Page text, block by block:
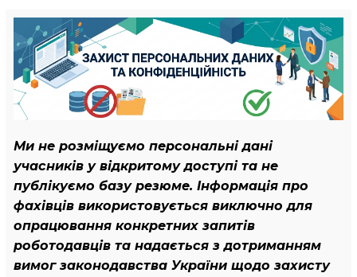
Ми не розміщуємо персональні дані
учасників у відкритому доступі та не
публікуємо базу резюме. Інформація про
фахівців використовується виключно для
опрацювання конкретних запитів
роботодавців та надається з дотриманням
вимог законодавства України щодо захисту